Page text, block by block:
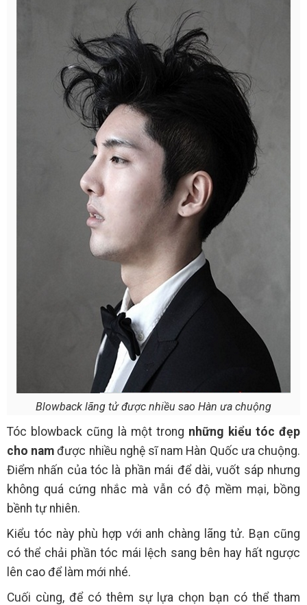
Blowback lãng tử được nhiều sao Hàn ưa chuộng
Tóc blowback cũng là một trong những kiểu tóc đẹp
cho nam được nhiều nghệ sĩ nam Hàn Quốc ưa chuộng.
Điểm nhấn của tóc là phần mái để dài, vuốt sáp nhưng
không quá cứng nhắc mà vẫn có độ mềm mại, bồng
bềnh tự nhiên.
Kiểu tóc này phù hợp với anh chàng lãng tử. Bạn cũng
có thể chải phần tóc mái lệch sang bên hay hất ngược
lên cao để làm mới nhé.
Cuối cùng, để có thêm sự lựa chọn bạn có thể tham